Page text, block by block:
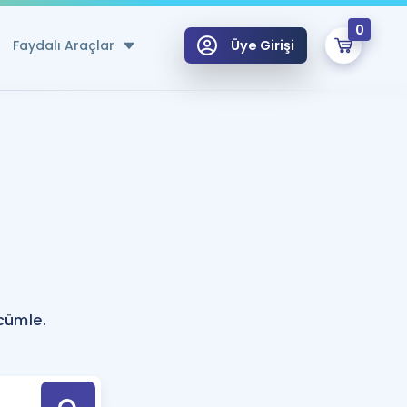
Faydalı Araçlar
Hesaplama Aracı
için Öneriler
Tek Takvimde
Üye Girişi
0